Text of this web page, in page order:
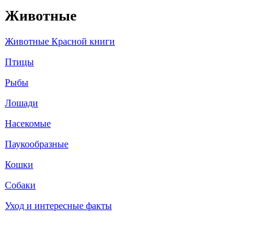
Животные
Животные Красной книги
Птицы
Рыбы
Лошади
Насекомые
Паукообразные
Кошки
Собаки
Уход и интересные факты